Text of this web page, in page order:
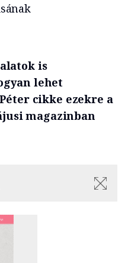
is
lehet
cikke ezekre a
magazinban